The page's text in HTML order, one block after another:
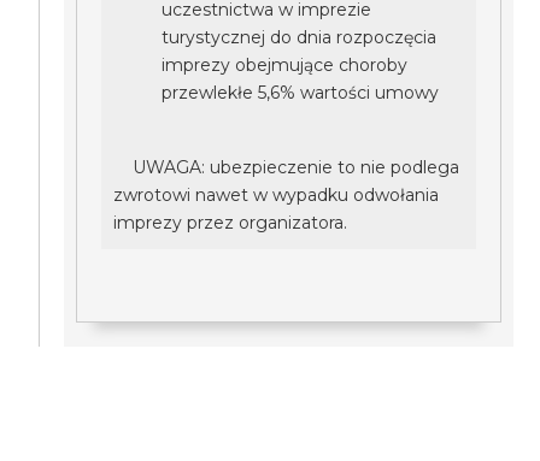
uczestnictwa w imprezie
turystycznej do dnia rozpoczęcia
imprezy obejmujące choroby
przewlekłe 5,6% wartości umowy
UWAGA: ubezpieczenie to nie podlega
zwrotowi nawet w wypadku odwołania
imprezy przez organizatora.